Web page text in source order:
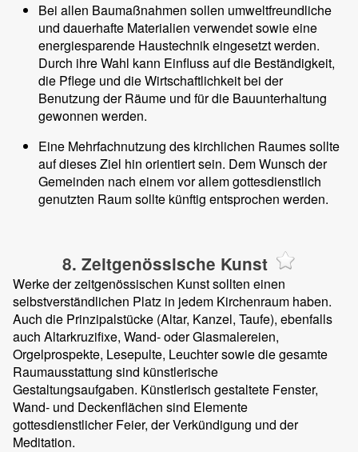
Bei allen Baumaßnahmen sollen umweltfreundliche
und dauerhafte Materialien verwendet sowie eine
energiesparende Haustechnik eingesetzt werden.
Durch ihre Wahl kann Einfluss auf die Beständigkeit,
die Pflege und die Wirtschaftlichkeit bei der
Benutzung der Räume und für die Bauunterhaltung
gewonnen werden.
Eine Mehrfachnutzung des kirchlichen Raumes sollte
auf dieses Ziel hin orientiert sein. Dem Wunsch der
Gemeinden nach einem vor allem gottesdienstlich
genutzten Raum sollte künftig entsprochen werden.
8. Zeitgenössische Kunst
Werke der zeitgenössischen Kunst sollten einen
selbstverständlichen Platz in jedem Kirchenraum haben.
Auch die Prinzipalstücke (Altar, Kanzel, Taufe), ebenfalls
auch Altarkruzifixe, Wand- oder Glasmalereien,
Orgelprospekte, Lesepulte, Leuchter sowie die gesamte
Raumausstattung sind künstlerische
Gestaltungsaufgaben. Künstlerisch gestaltete Fenster,
Wand- und Deckenflächen sind Elemente
gottesdienstlicher Feier, der Verkündigung und der
Meditation.